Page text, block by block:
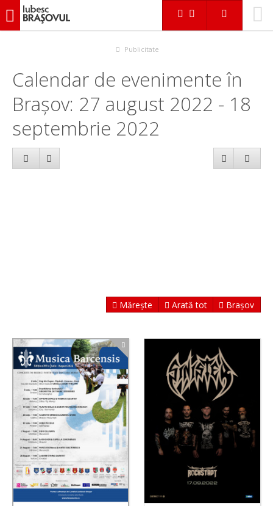
iubescbraşovul.ro
Publicitate
Calendar de evenimente în
Brașov: 27 august 2022 - 18
septembrie 2022
Mărește Arată tot Brașov